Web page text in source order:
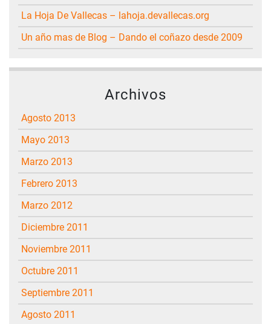
La Hoja De Vallecas – lahoja.devallecas.org
Un año mas de Blog – Dando el coñazo desde 2009
Archivos
agosto 2013
mayo 2013
marzo 2013
febrero 2013
marzo 2012
diciembre 2011
noviembre 2011
octubre 2011
septiembre 2011
agosto 2011